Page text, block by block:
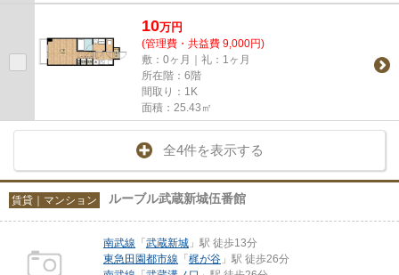
10万円
(管理費・共益費 9,000円)
敷：0ヶ月｜礼：1ヶ月
所在階：6階
間取り：1K
面積：25.43㎡
全4件を表示する
賃貸｜マンション ルーブル武蔵新城伍番館
南武線 「武蔵新城 」駅 徒歩13分
東急田園都市線 「梶が谷 」駅 徒歩26分